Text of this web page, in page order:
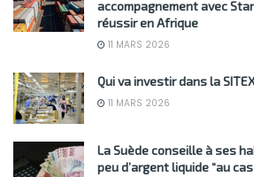
accompagnement avec
réussir en Afrique
11 MARS 2026
Qui va investir dans la
11 MARS 2026
La Suède conseille à ses
peu d’argent liquide “au cas